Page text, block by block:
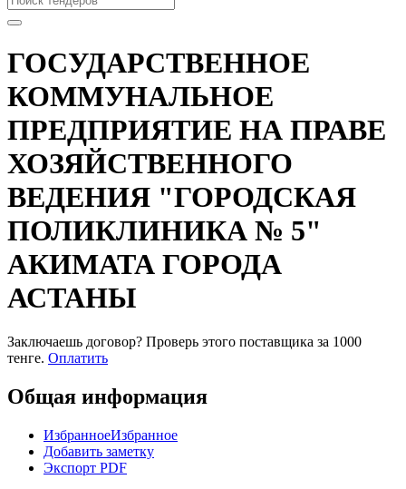
ГОСУДАРСТВЕННОЕ
КОММУНАЛЬНОЕ
ПРЕДПРИЯТИЕ НА ПРАВЕ
ХОЗЯЙСТВЕННОГО
ВЕДЕНИЯ "ГОРОДСКАЯ
ПОЛИКЛИНИКА № 5"
АКИМАТА ГОРОДА
АСТАНЫ
Заключаешь договор? Проверь этого поставщика за 1000
тенге. Оплатить
Общая информация
ИзбранноеИзбранное
Добавить заметку
Экспорт PDF